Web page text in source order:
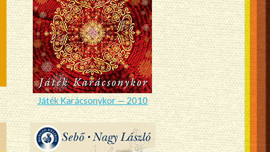
Játék Karácsonykor — 2010